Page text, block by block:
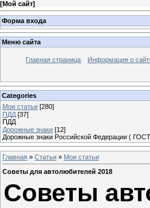
[Мой сайт]
Форма входа
Меню сайта
Главная страница Информация о
Categories
Мои статьи [280]
ПДД [37]
ПДД
Дорожные знаки [12]
Дорожные знаки Российской Федерации (
Главная » Статьи » Мои статьи
Советы для автолюбителей 2018
Советы